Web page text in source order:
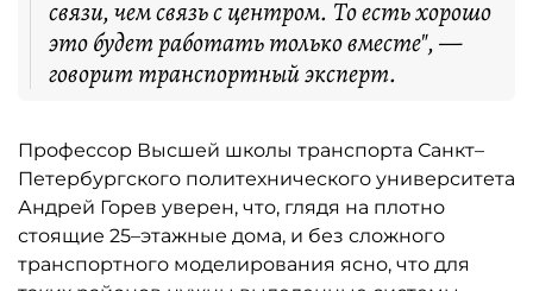
связи, чем связь с центром. То есть хорошо
это будет работать только вместе", —
говорит транспортный эксперт.
Профессор Высшей школы транспорта Санкт–
Петербургского политехнического университета
Андрей Горев уверен, что, глядя на плотно
стоящие 25–этажные дома, и без сложного
транспортного моделирования ясно, что для